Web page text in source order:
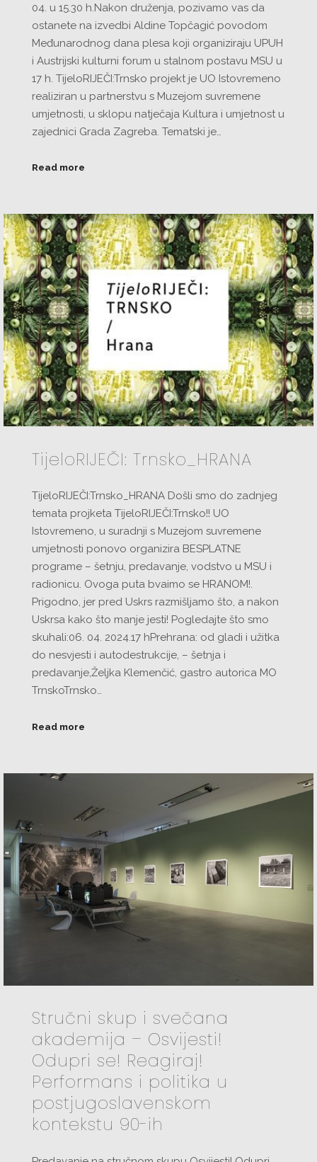
04. u 15.30 h.Nakon druženja, pozivamo vas da
ostanete na izvedbi Aldine Topčagić povodom
Međunarodnog dana plesa koji organiziraju UPUH
i Austrijski kulturni forum u stalnom postavu MSU u
17 h. TijeloRIJEČI:Trnsko projekt je UO Istovremeno
realiziran u partnerstvu s Muzejom suvremene
umjetnosti, u sklopu natječaja Kultura i umjetnost u
zajednici Grada Zagreba. Tematski je…
Read more
TijeloRIJEČI: Trnsko_HRANA
TijeloRIJEČI:Trnsko_HRANA Došli smo do zadnjeg
temata projketa TijeloRIJEČI:Trnsko!! UO
Istovremeno, u suradnji s Muzejom suvremene
umjetnosti ponovo organizira BESPLATNE
programe – šetnju, predavanje, vodstvo u MSU i
radionicu. Ovoga puta bvaimo se HRANOM!.
Prigodno, jer pred Uskrs razmišljamo što, a nakon
Uskrsa kako što manje jesti! Pogledajte što smo
skuhali:06. 04. 2024.17 hPrehrana: od gladi i užitka
do nesvjesti i autodestrukcije, – šetnja i
predavanje,Željka Klemenčić, gastro autorica MO
TrnskoTrnsko…
Read more
Stručni skup i svečana
akademija – Osvijesti!
Odupri se! Reagiraj!
Performans i politika u
postjugoslavenskom
kontekstu 90-ih